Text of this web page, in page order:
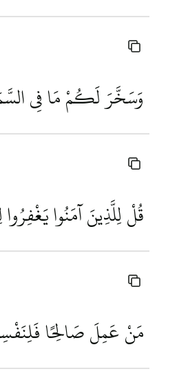
وَسَخَّرَ لَكُمْ مَا فِي
قُلْ لِلَّذِينَ آمَنُوا
مَنْ عَمِلَ صَالِحًا